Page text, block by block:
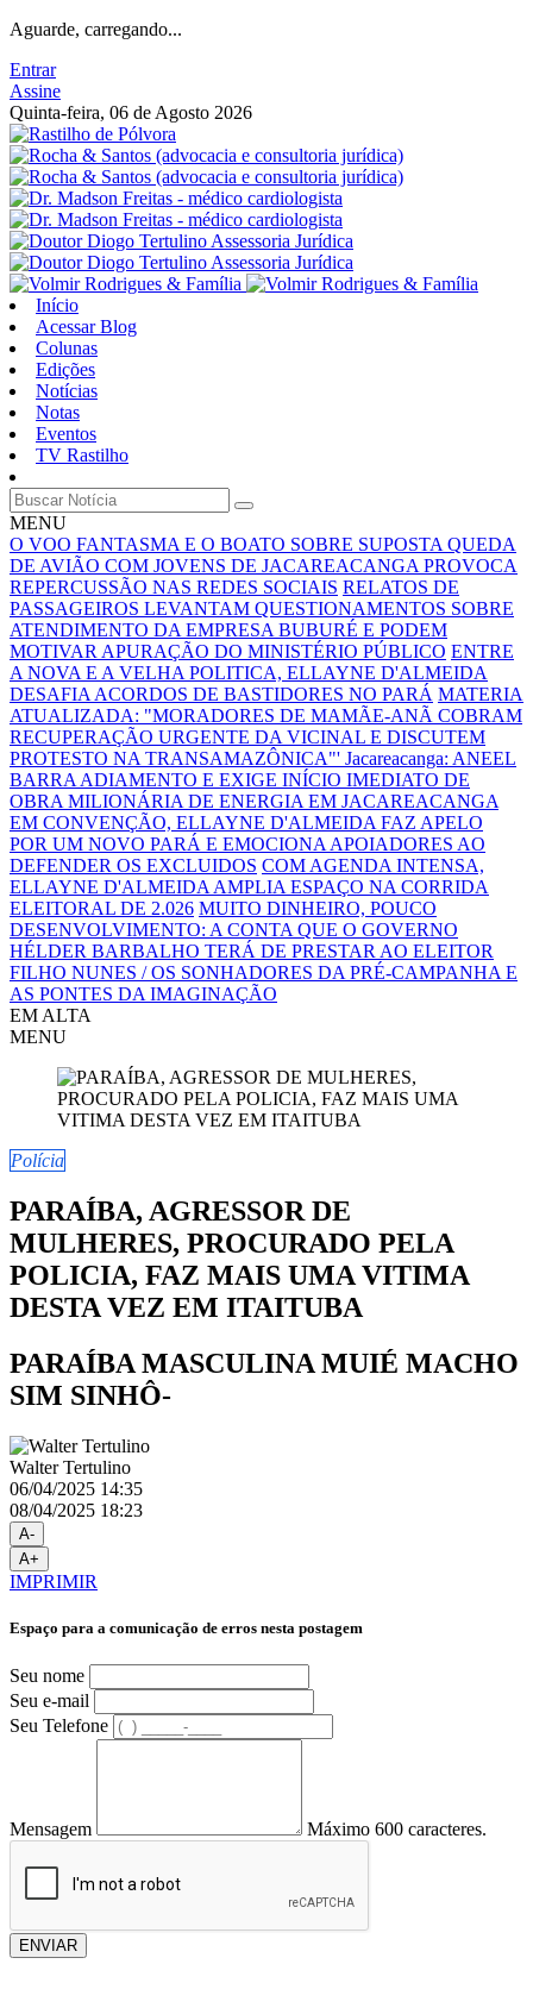
Aguarde, carregando...
Entrar
Assine
Quinta-feira, 06 de Agosto 2026
Início
Acessar Blog
Colunas
Edições
Notícias
Notas
Eventos
TV Rastilho
MENU
O VOO FANTASMA E O BOATO SOBRE SUPOSTA QUEDA
DE AVIÃO COM JOVENS DE JACAREACANGA PROVOCA
REPERCUSSÃO NAS REDES SOCIAIS RELATOS DE
PASSAGEIROS LEVANTAM QUESTIONAMENTOS SOBRE
ATENDIMENTO DA EMPRESA BUBURÉ E PODEM
MOTIVAR APURAÇÃO DO MINISTÉRIO PÚBLICO ENTRE
A NOVA E A VELHA POLITICA, ELLAYNE D'ALMEIDA
DESAFIA ACORDOS DE BASTIDORES NO PARÁ MATERIA
ATUALIZADA: "MORADORES DE MAMÃE-ANÃ COBRAM
RECUPERAÇÃO URGENTE DA VICINAL E DISCUTEM
PROTESTO NA TRANSAMAZÔNICA"' Jacareacanga: ANEEL
BARRA ADIAMENTO E EXIGE INÍCIO IMEDIATO DE
OBRA MILIONÁRIA DE ENERGIA EM JACAREACANGA
EM CONVENÇÃO, ELLAYNE D'ALMEIDA FAZ APELO
POR UM NOVO PARÁ E EMOCIONA APOIADORES AO
DEFENDER OS EXCLUIDOS COM AGENDA INTENSA,
ELLAYNE D'ALMEIDA AMPLIA ESPAÇO NA CORRIDA
ELEITORAL DE 2.026 MUITO DINHEIRO, POUCO
DESENVOLVIMENTO: A CONTA QUE O GOVERNO
HÉLDER BARBALHO TERÁ DE PRESTAR AO ELEITOR
FILHO NUNES / OS SONHADORES DA PRÉ-CAMPANHA E
AS PONTES DA IMAGINAÇÃO
EM ALTA
MENU
Polícia
PARAÍBA, AGRESSOR DE
MULHERES, PROCURADO PELA
POLICIA, FAZ MAIS UMA VITIMA
DESTA VEZ EM ITAITUBA
PARAÍBA MASCULINA MUIÉ MACHO
SIM SINHÔ-
Walter Tertulino
06/04/2025 14:35
08/04/2025 18:23
A-
A+
IMPRIMIR
Espaço para a comunicação de erros nesta postagem
Seu nome
Seu e-mail
Seu Telefone
Mensagem Máximo 600 caracteres.
ENVIAR